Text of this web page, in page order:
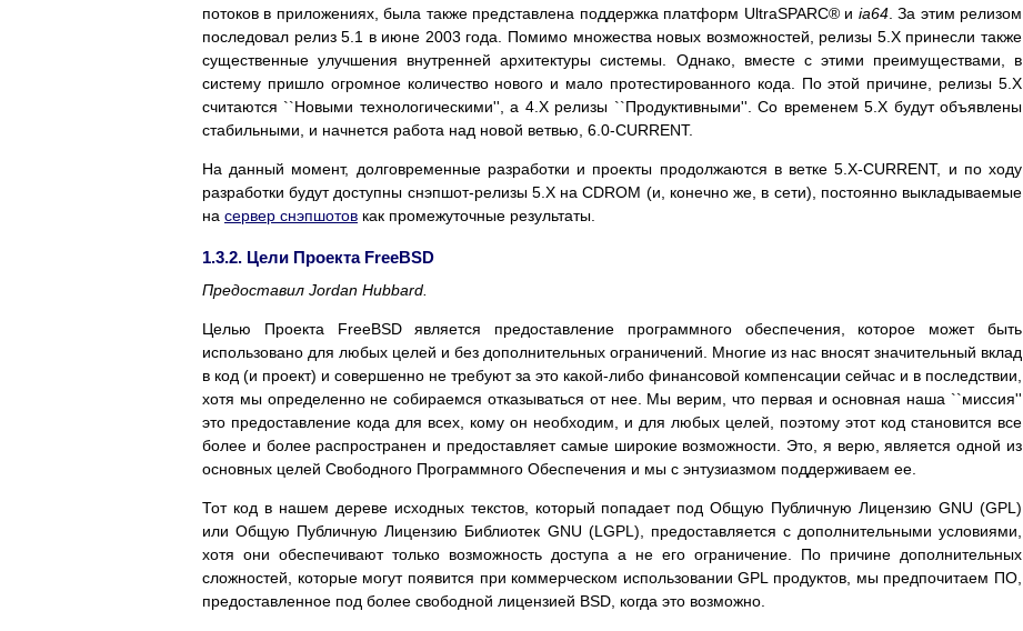
потоков в приложениях, была также представлена поддержка платформ UltraSPARC® и ia64. За этим релизом
последовал релиз 5.1 в июне 2003 года. Помимо множества новых возможностей, релизы 5.X принесли также
существенные улучшения внутренней архитектуры системы. Однако, вместе с этими преимуществами, в
систему пришло огромное количество нового и мало протестированного кода. По этой причине, релизы 5.X
считаются ``Новыми технологическими'', а 4.X релизы ``Продуктивными''. Со временем 5.X будут объявлены
стабильными, и начнется работа над новой ветвью, 6.0-CURRENT.
На данный момент, долговременные разработки и проекты продолжаются в ветке 5.X-CURRENT, и по ходу
разработки будут доступны снэпшот-релизы 5.X на CDROM (и, конечно же, в сети), постоянно выкладываемые
на сервер снэпшотов как промежуточные результаты.
1.3.2. Цели Проекта FreeBSD
Предоставил Jordan Hubbard.
Целью Проекта FreeBSD является предоставление программного обеспечения, которое может быть
использовано для любых целей и без дополнительных ограничений. Многие из нас вносят значительный вклад
в код (и проект) и совершенно не требуют за это какой-либо финансовой компенсации сейчас и в последствии,
хотя мы определенно не собираемся отказываться от нее. Мы верим, что первая и основная наша ``миссия''
это предоставление кода для всех, кому он необходим, и для любых целей, поэтому этот код становится все
более и более распространен и предоставляет самые широкие возможности. Это, я верю, является одной из
основных целей Свободного Программного Обеспечения и мы с энтузиазмом поддерживаем ее.
Тот код в нашем дереве исходных текстов, который попадает под Общую Публичную Лицензию GNU (GPL)
или Общую Публичную Лицензию Библиотек GNU (LGPL), предоставляется с дополнительными условиями,
хотя они обеспечивают только возможность доступа а не его ограничение. По причине дополнительных
сложностей, которые могут появится при коммерческом использовании GPL продуктов, мы предпочитаем ПО,
предоставленное под более свободной лицензией BSD, когда это возможно.